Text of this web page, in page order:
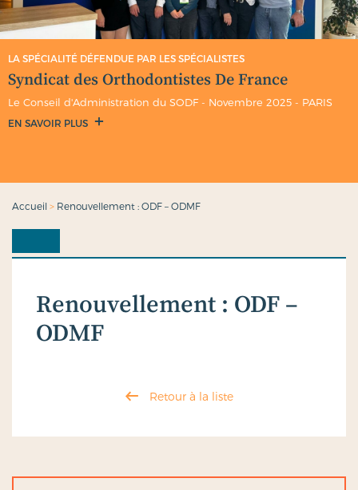
LA SPÉCIALITÉ DÉFENDUE PAR LES SPÉCIALISTES
Syndicat des Orthodontistes De France
Le Conseil d'Administration du SODF - Novembre 2025 - PARIS
EN SAVOIR PLUS
Accueil > Renouvellement : ODF – ODMF
Renouvellement : ODF –
ODMF
Retour à la liste